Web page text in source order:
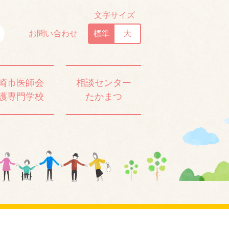
お問い合わせ
文字サイズ
標準 大
市医師会
専門学校
相談センター
たかまつ